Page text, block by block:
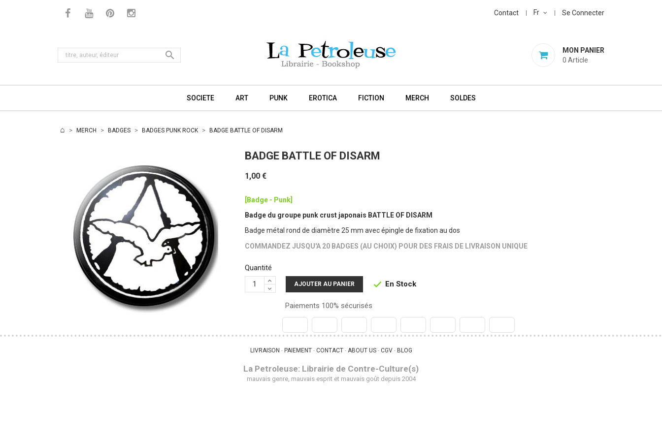
Contact Fr Se Connecter
MON PANIER
0 Article

SOCIETE ART PUNK EROTICA FICTION MERCH SOLDES
MERCH BADGES BADGES PUNK ROCK BADGE BATTLE OF DISARM
BADGE BATTLE OF DISARM
1,00 €
[Badge - Punk]
Badge du groupe punk crust japonais BATTLE OF DISARM
Badge métal rond de diamètre 25 mm avec épingle de fixation au dos
COMMANDEZ JUSQU'A 20 BADGES (AU CHOIX) POUR DES FRAIS DE LIVRAISON UNIQUE
Quantité
AJOUTER AU PANIER  En Stock
Paiements 100% sécurisés
LIVRAISON - PAIEMENT - CONTACT - ABOUT US - CGV - BLOG
La Petroleuse: Librairie de Contre-Culture(s)
mauvais genre, mauvais esprit et mauvais goût depuis 2004